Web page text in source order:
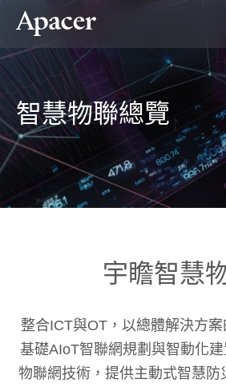
智慧物聯總覽
宇瞻智慧
整合ICT與OT，以總體解決方
基礎AIoT智聯網規劃與智動化
物聯網技術，提供主動式智慧防